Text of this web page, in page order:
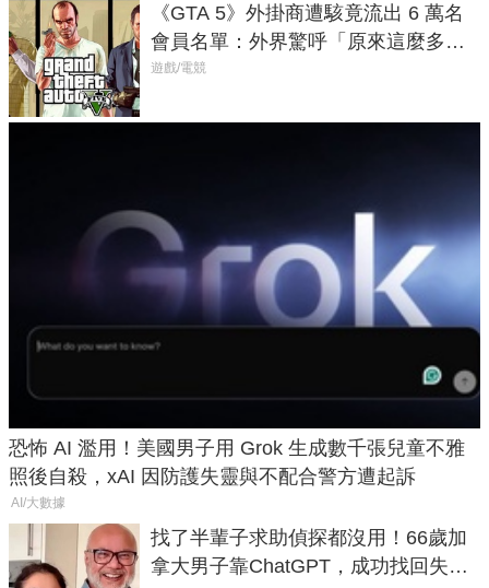
《GTA 5》外掛商遭駭竟流出 6 萬名
會員名單：外界驚呼「原來這麼多人
在開掛！」
遊戲/電競
恐怖 AI 濫用！美國男子用 Grok 生成數千張兒童不雅
照後自殺，xAI 因防護失靈與不配合警方遭起訴
AI/大數據
找了半輩子求助偵探都沒用！66歲加
拿大男子靠ChatGPT，成功找回失散